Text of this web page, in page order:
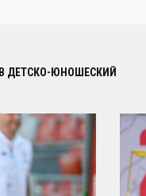
ДЕТСКО-ЮНОШЕСКИЙ